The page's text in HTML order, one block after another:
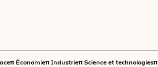
π Économieπ Industrieπ Science et technologiesπ